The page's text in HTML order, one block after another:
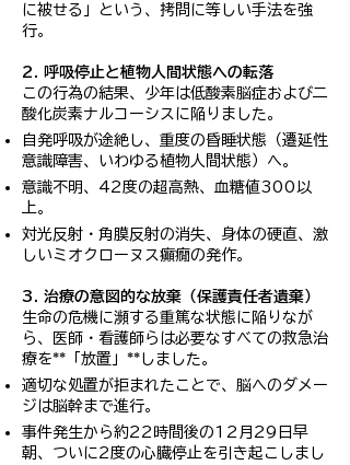
に被せる」という、拷問に等しい手法を強
行。
2. 呼吸停止と植物人間状態への転落
この行為の結果、少年は低酸素脳症および二
酸化炭素ナルコーシスに陥りました。
自発呼吸が途絶し、重度の昏睡状態（遷延性
意識障害、いわゆる植物人間状態）へ。
意識不明、42度の超高熱、血糖値300以
上。
対光反射・角膜反射の消失、身体の硬直、激
しいミオクローヌス癲癇の発作。
3. 治療の意図的な放棄（保護責任者遺棄）
生命の危機に瀕する重篤な状態に陥りなが
ら、医師・看護師らは必要なすべての救急治
療を**「放置」**しました。
適切な処置が拒まれたことで、脳へのダメー
ジは脳幹まで進行。
事件発生から約22時間後の12月29日早
朝、ついに2度の心臓停止を引き起こしまし